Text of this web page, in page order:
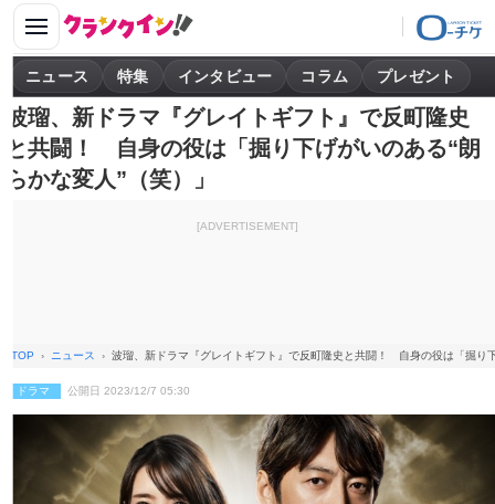
ニュース 特集 インタビュー コラム プレゼント
波瑠、新ドラマ『グレイトギフト』で反町隆史
と共闘！ 自身の役は「掘り下げがいのある“朗
らかな変人”（笑）」
[ADVERTISEMENT]
TOP ニュース 波瑠、新ドラマ『グレイトギフト』で反町隆史と共闘！ 自身の役は「掘り
ドラマ 公開日 2023/12/7 05:30